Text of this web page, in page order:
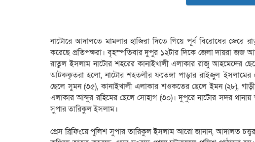
নাটোরে আদালতে মামলার হাজিরা দিতে গিয়ে পূর্ব বিরোধের
করেছে প্রতিপক্ষরা। বৃহস্পতিবার দুপুর ১২টার দিকে জেলা দায়রা জজ
রাতুল ইসলাম নাটোর শহরের কানাইখালী এলাকার রাজু আহমেদের
আটককৃতরা হলো, নাটোর শহতলীর ফতেঙ্গা পাড়ার রাইজুল ইসলামের
ছেলে সুমন (৩৫), কানাইখালী এলাকার শওকতের ছেলে ইমন (২৮),
এলাকার আব্দুর রহিমের ছেলে সোহাগ (৩০)। দুপুরে নাটোর সদর থানায়
সুপার তারিকুল ইসলাম।
প্রেস ব্রিফিংয়ে পুলিশ সুপার তারিকুল ইসলাম আরো জানান, আদালত